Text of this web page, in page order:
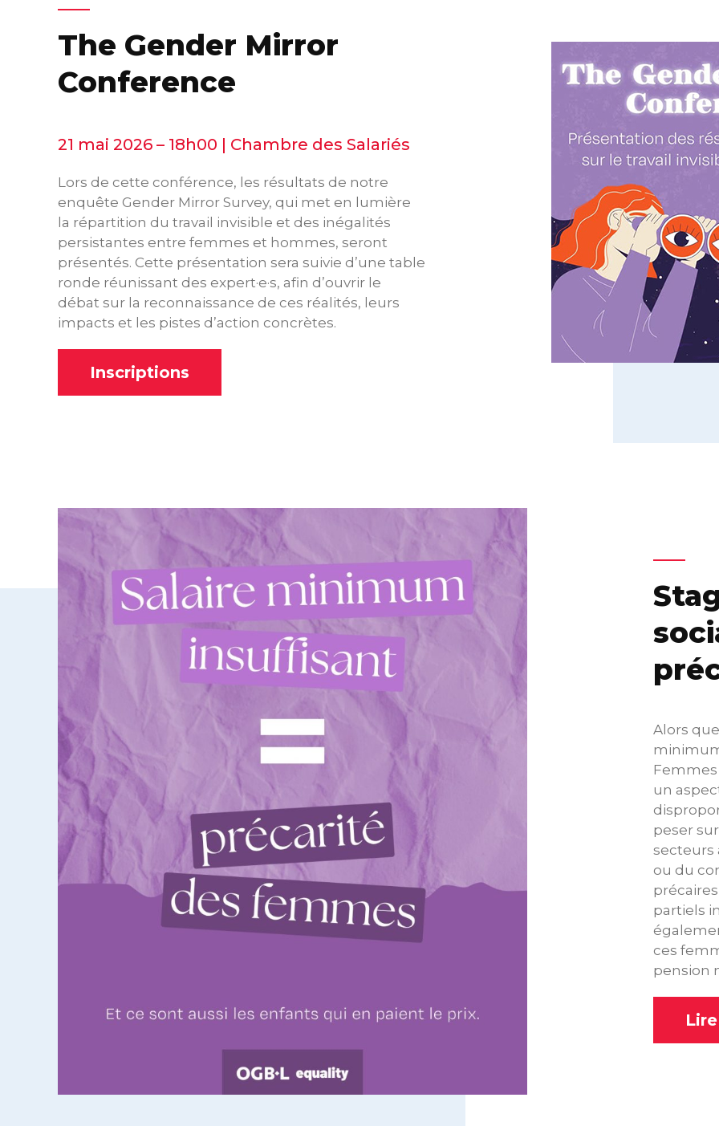
The Gender Mirror
Conference
21 mai 2026 – 18h00 | Chambre des Salariés
Lors de cette conférence, les résultats de notre
enquête Gender Mirror Survey, qui met en lumière
la répartition du travail invisible et des inégalités
persistantes entre femmes et hommes, seront
présentés. Cette présentation sera suivie d’une table
ronde réunissant des expert·e·s, afin d’ouvrir le
débat sur la reconnaissance de ces réalités, leurs
impacts et les pistes d’action concrètes.
Inscriptions
Alors
Femmes
un
peser
secteurs
ou du
partiels
ces
pension